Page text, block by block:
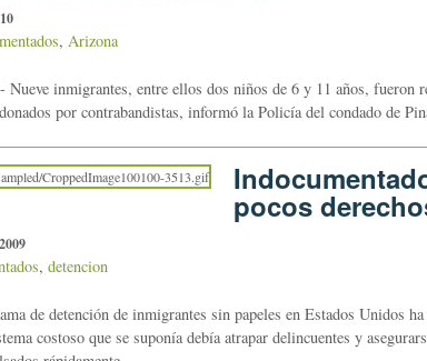
, Arizona
inmigrantes, entre ellos dos niños de 6 y 11 años, fueron
por contrabandistas, informó la Policía del condado de
pocos
, detencion
de detención de inmigrantes sin papeles en Estados Unidos
costoso que se suponía debía atrapar delincuentes y